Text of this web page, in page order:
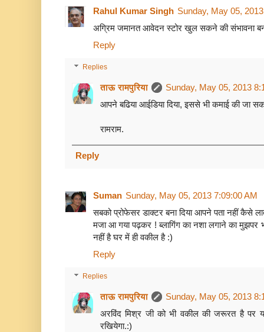
Rahul Kumar Singh Sunday, May 05,
अग्रिम जमानत आवेदन स्‍टोर खुल सकने की संभावना
Reply
Replies
ताऊ रामपुरिया
Sunday, May 05, 2013
आपने बढिया आईडिया दिया, इससे भी कमाई की जा
रामराम.
Reply
Suman Sunday, May 05, 2013 7:09:00 AM
सबको प्रोफेसर डाक्टर बना दिया आपने पता नहीं कैसे
मजा आ गया पढ़कर ! ब्लागिंग का नशा लगाने का
नहीं है घर में ही वकील है :)
Reply
Replies
ताऊ रामपुरिया
Sunday, May 05, 2013
अरविंद मिश्र जी को भी वकील की जरूरत है पर
रखियेगा.:)